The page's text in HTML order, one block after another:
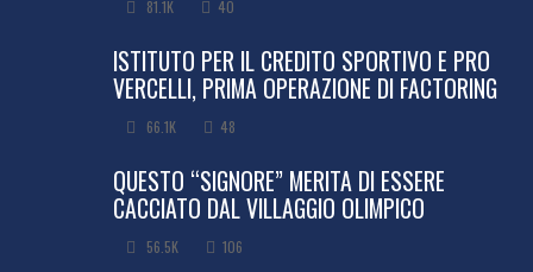
81.1K 40
ISTITUTO PER IL CREDITO SPORTIVO E PRO
VERCELLI, PRIMA OPERAZIONE DI FACTORING
66.1K 48
QUESTO “SIGNORE” MERITA DI ESSERE
CACCIATO DAL VILLAGGIO OLIMPICO
56.5K 106